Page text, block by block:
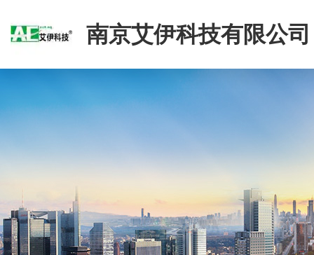
南京艾伊科技有限公司